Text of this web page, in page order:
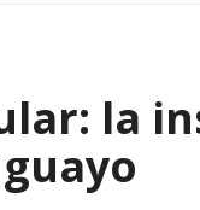
la